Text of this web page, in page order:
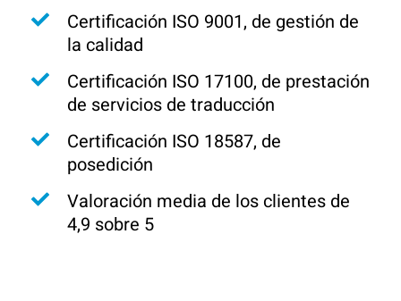
Certificación ISO 9001, de gestión de
la calidad
Certificación ISO 17100, de prestación
de servicios de traducción
Certificación ISO 18587, de
posedición
Valoración media de los clientes de
4,9 sobre 5